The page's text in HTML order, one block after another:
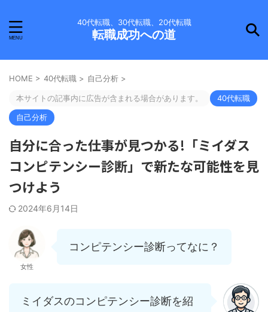
40代転職、30代転職、20代転職
転職成功への道
HOME > 40代転職 > 自己分析 >
本サイトの記事内に広告が含まれる場合があります。
40代転職
自己分析
自分に合った仕事が見つかる!「ミイダス
コンピテンシー診断」で新たな可能性を見
つけよう
2024年6月14日
女性
コンピテンシー診断ってなに？
ミイダスのコンピテンシー診断を紹